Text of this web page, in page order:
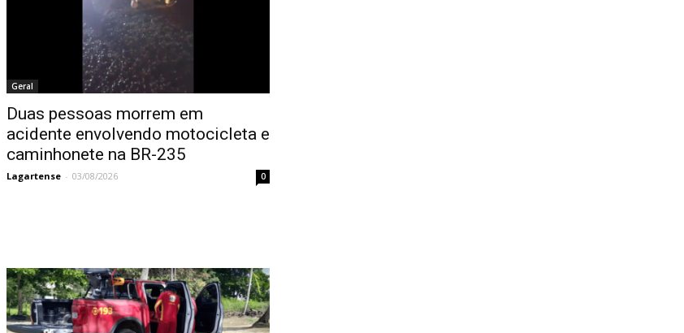
Geral
Duas pessoas morrem em
acidente envolvendo motocicleta e
caminhonete na BR-235
Lagartense - 03/08/2026 0